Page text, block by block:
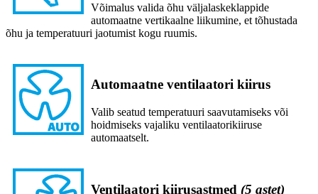
Võimalus valida õhu väljalaskeklappide
automaatne vertikaalne liikumine, et tõhustada
õhu ja temperatuuri jaotumist kogu ruumis.
Automaatne ventilaatori kiirus
Valib seatud temperatuuri saavutamiseks või
hoidmiseks vajaliku ventilaatorikiiruse
automaatselt.
Ventilaatori kiirusastmed (5 astet)